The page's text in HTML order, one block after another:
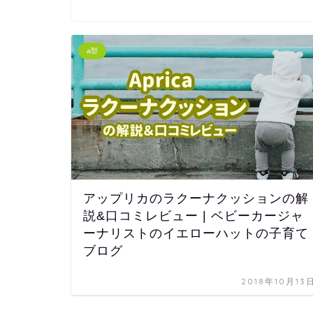
a型
アップリカのラクーナクッションの解
説&口コミレビュー | ベビーカージャ
ーナリストのイエローハットの子育て
ブログ
2018年10月13